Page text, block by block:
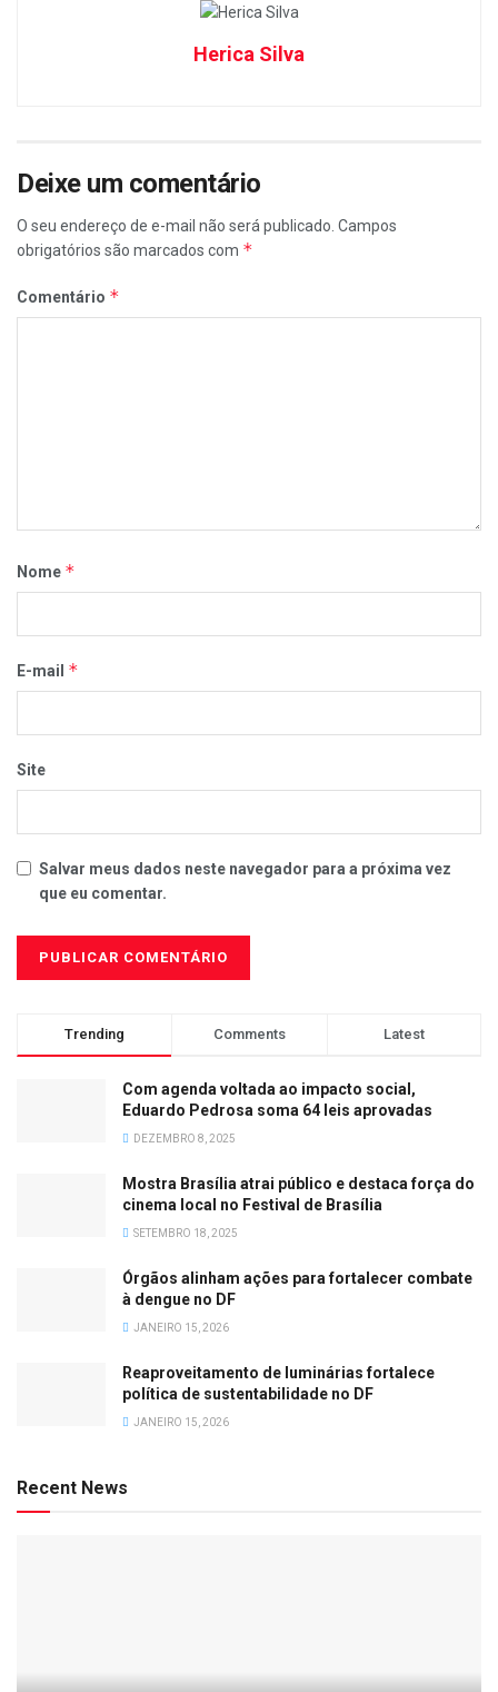
Herica Silva
Deixe um comentário
O seu endereço de e-mail não será publicado. Campos
obrigatórios são marcados com *
Comentário *
Nome *
E-mail *
Site
Salvar meus dados neste navegador para a próxima vez
que eu comentar.
Trending Comments Latest
Com agenda voltada ao impacto social,
Eduardo Pedrosa soma 64 leis aprovadas
DEZEMBRO 8, 2025
Mostra Brasília atrai público e destaca força do
cinema local no Festival de Brasília
SETEMBRO 18, 2025
Órgãos alinham ações para fortalecer combate
à dengue no DF
JANEIRO 15, 2026
Reaproveitamento de luminárias fortalece
política de sustentabilidade no DF
JANEIRO 15, 2026
Recent News